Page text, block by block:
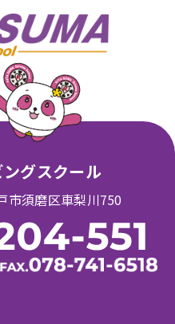
グスクール
市須磨区車梨川750